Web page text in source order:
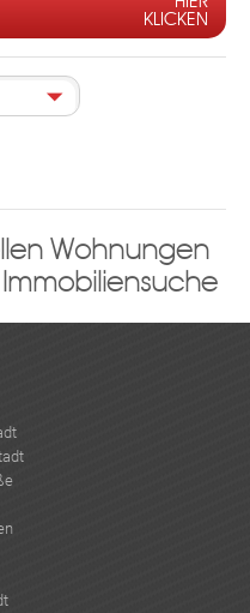
KLICKEN
Wohnungen